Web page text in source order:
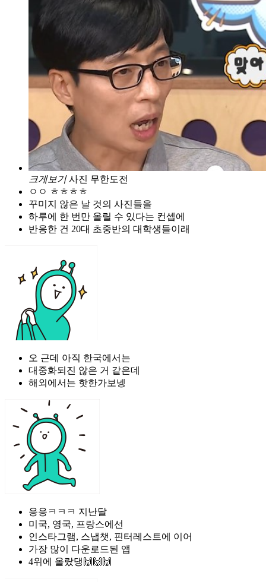
크게보기 사진 무한도전
ㅇㅇ ㅎㅎㅎㅎ
꾸미지 않은 날 것의 사진들을
하루에 한 번만 올릴 수 있다는 컨셉에
반응한 건 20대 초중반의 대학생들이래
오 근데 아직 한국에서는
대중화되진 않은 거 같은데
해외에서는 핫한가보넹
응응ㅋㅋㅋ 지난달
미국, 영국, 프랑스에선
인스타그램, 스냅챗, 핀터레스트에 이어
가장 많이 다운로드된 앱
4위에 올랐댕🙌🙌🙌